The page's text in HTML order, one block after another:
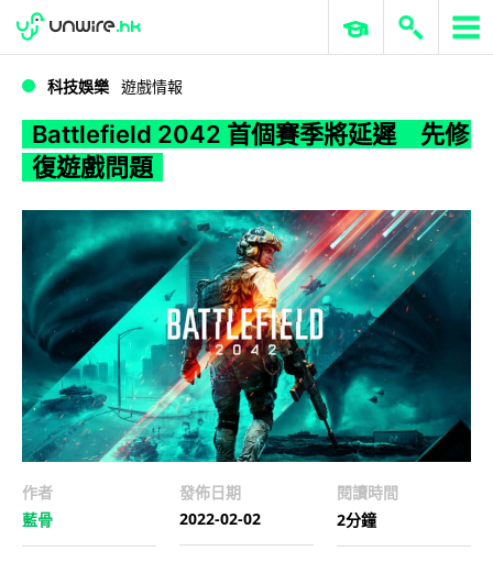
WWDC 2026 ERP 與商業 AI
科技娛樂 遊戲情報
Battlefield 2042 首個賽季將延遲 先修
復遊戲問題
作者
藍骨
發佈日期
2022-02-02
閱讀時間
2分鐘